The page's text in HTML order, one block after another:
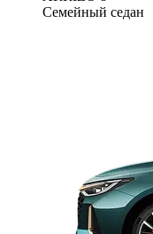
Семейный седан